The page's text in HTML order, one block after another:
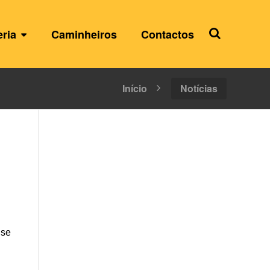
Caminheiros Contactos
Início Notícias